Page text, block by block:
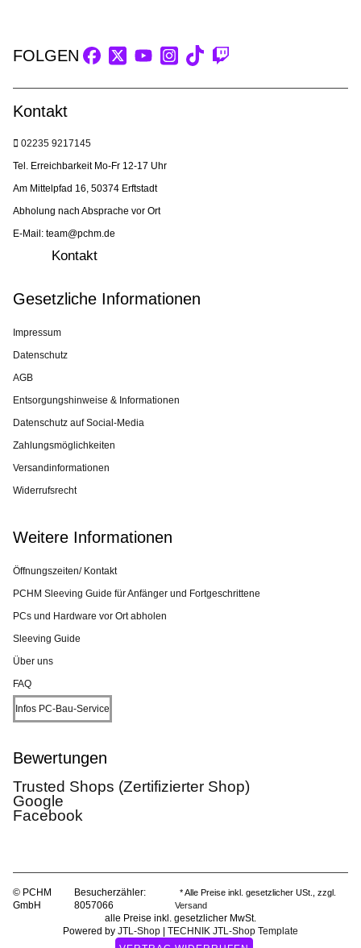
FOLGEN
Kontakt
02235 9217145
Tel. Erreichbarkeit Mo-Fr 12-17 Uhr
Am Mittelpfad 16, 50374 Erftstadt
Abholung nach Absprache vor Ort
E-Mail: team@pchm.de
Kontakt
Gesetzliche Informationen
Impressum
Datenschutz
AGB
Entsorgungshinweise & Informationen
Datenschutz auf Social-Media
Zahlungsmöglichkeiten
Versandinformationen
Widerrufsrecht
Weitere Informationen
Öffnungszeiten/ Kontakt
PCHM Sleeving Guide für Anfänger und Fortgeschrittene
PCs und Hardware vor Ort abholen
Sleeving Guide
Über uns
FAQ
Infos PC-Bau-Service
Bewertungen
Trusted Shops (Zertifizierter Shop)
Google
Facebook
© PCHM
GmbH
Besucherzähler:
8057066
* Alle Preise inkl. gesetzlicher USt., zzgl.
Versand
alle Preise inkl. gesetzlicher MwSt.
Powered by JTL-Shop
TECHNIK JTL-Shop Template